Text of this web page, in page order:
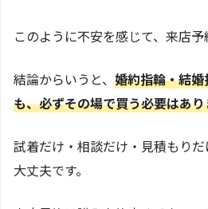
このように不安を感じて、来店
結論からいうと、 婚約指輪・結
も、必ずその場で買う必要はあ
試着だけ・相談だけ・見積もり
大丈夫です。